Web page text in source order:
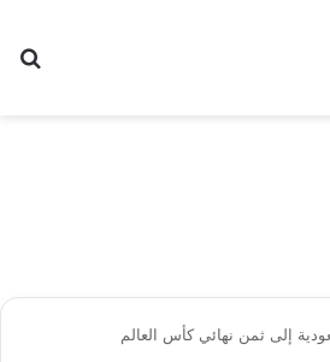
إلى ثمن نهائي كأس العالم